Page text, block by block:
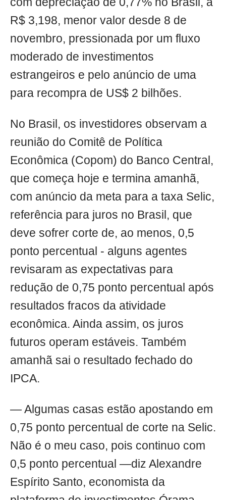
R$ 3,198, menor valor desde 8 de
novembro, pressionada por um fluxo
moderado de investimentos
estrangeiros e pelo anúncio de uma
para recompra de US$ 2 bilhões.
No Brasil, os investidores observam a
reunião do Comitê de Política
Econômica (Copom) do Banco Central,
que começa hoje e termina amanhã,
com anúncio da meta para a taxa Selic,
referência para juros no Brasil, que
deve sofrer corte de, ao menos, 0,5
ponto percentual - alguns agentes
revisaram as expectativas para
redução de 0,75 ponto percentual após
resultados fracos da atividade
econômica. Ainda assim, os juros
futuros operam estáveis. Também
amanhã sai o resultado fechado do
IPCA.
— Algumas casas estão apostando em
0,75 ponto percentual de corte na Selic.
Não é o meu caso, pois continuo com
0,5 ponto percentual —diz Alexandre
Espírito Santo, economista da